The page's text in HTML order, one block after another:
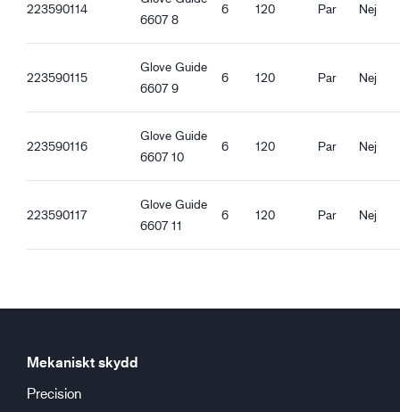
Livsmedelsgodkänd - Alla sorters livsmedel
Ergonomiska egenskaper
Tight passform
Oljetät handflata
Pekskärmsfunktion
Bra våtgrepp
Bra oljegrepp
223590114
6607 8
6 120 Par Nej
223590115
Glove Guide
6607 9
6 120 Par Nej
223590116
Glove Guide
6607 10
6 120 Par Nej
223590117
Glove Guide
6607 11
6 120 Par Nej
Mekaniskt skydd
Precision